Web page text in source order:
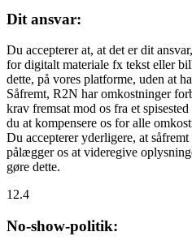
Dit ansvar:
Du accepterer at, at det er dit
for digitalt materiale fx tekst eller
dette, på vores platforme, uden at
Såfremt, R2N har omkostninger
krav fremsat mod os fra et
du at kompensere os for alle
Du accepterer yderligere, at
pålægger os at videregive
gøre dette.
12.4
No-show-politik: